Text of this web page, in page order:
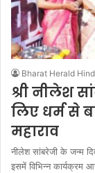
Bharat Herald
श्री नीलेश
लिए धर्म से
महाराव
नीलेश सांबरेजी के जन्म
इसमें विभिन्न कार्यक्रम